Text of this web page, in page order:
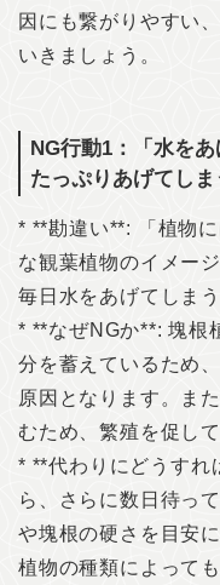
因にも繋がりやすい
いきましょう。
NG行動1：「水を
たっぷりあげてしま
* **勘違い**: 「植物
な観葉植物のイメー
毎日水をあげてしまう
* **なぜNGか**: 塊根
分を蓄えているため
原因となります。ま
むため、繁殖を促し
* **代わりにどうすれ
ら、さらに数日待っ
や塊根の硬さを目安
植物の種類によって